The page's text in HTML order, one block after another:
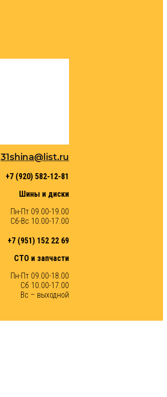
31shina@list.ru
+7 (920) 582-12-81
Шины и диски
Пн-Пт 09.00-19.00
Сб-Вс 10.00-17.00
+7 (951) 152 22 69
СТО и запчасти
Пн-Пт 09.00-18.00
Сб 10.00-17.00
Вс – выходной